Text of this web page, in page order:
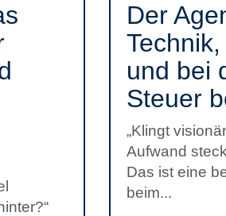
Der
und bei
Steuer
„Klingt
Aufwand
Das ist eine
beim...